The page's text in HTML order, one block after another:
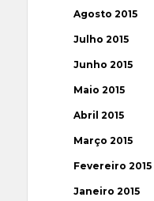
Agosto 2015
Julho 2015
Junho 2015
Maio 2015
Abril 2015
Março 2015
Fevereiro 2015
Janeiro 2015